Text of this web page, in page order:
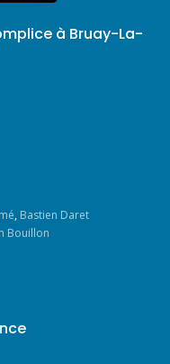
à Bruay-La-
, Bastien Daret
Bouillon